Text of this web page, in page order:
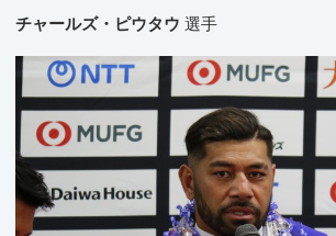
チャールズ・ピウタウ 選手